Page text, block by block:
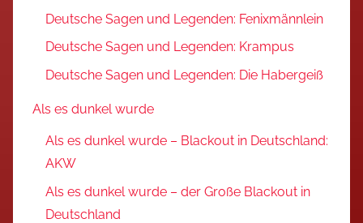
Deutsche Sagen und Legenden: Fenixmännlein
Deutsche Sagen und Legenden: Krampus
Deutsche Sagen und Legenden: Die Habergeiß
Als es dunkel wurde
Als es dunkel wurde – Blackout in Deutschland:
AKW
Als es dunkel wurde – der Große Blackout in
Deutschland